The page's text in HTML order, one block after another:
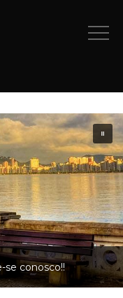
se conosco!!